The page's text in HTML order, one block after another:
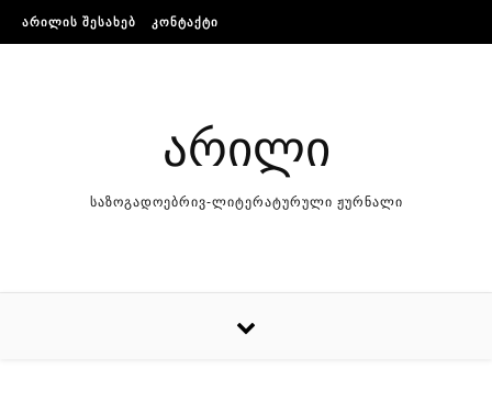
Skip to content
ᲐᲠᲘᲚᲘᲡ ᲨᲔᲡᲐᲮᲔᲑ ᲙᲝᲜᲢᲐᲥᲢᲘ
არილი
საზოგადოებრივ-ლიტერატურული ჟურნალი